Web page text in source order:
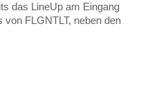
das LineUp am Eingang
FLGNTLT, neben den